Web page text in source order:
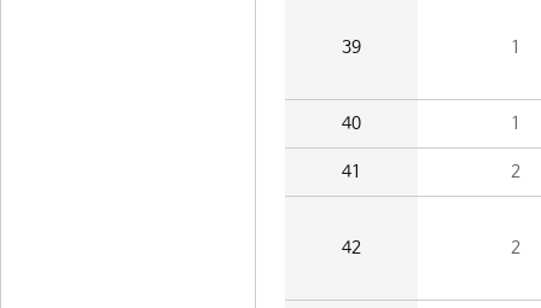
39 1
40 1
41 2
42 2